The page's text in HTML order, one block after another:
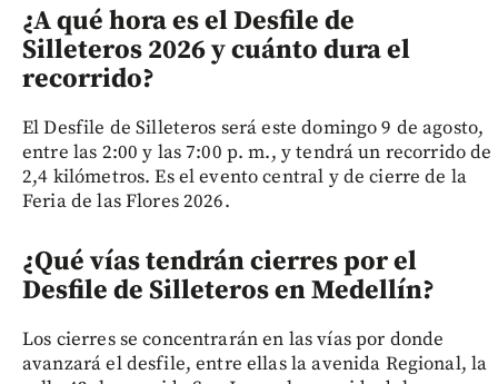
¿A qué hora es el Desfile de
Silleteros 2026 y cuánto dura el
recorrido?
El Desfile de Silleteros será este domingo 9 de agosto,
entre las 2:00 y las 7:00 p. m., y tendrá un recorrido de
2,4 kilómetros. Es el evento central y de cierre de la
Feria de las Flores 2026.
¿Qué vías tendrán cierres por el
Desfile de Silleteros en Medellín?
Los cierres se concentrarán en las vías por donde
avanzará el desfile, entre ellas la avenida Regional, la